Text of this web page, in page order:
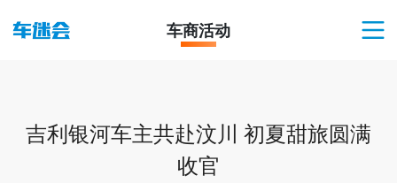
车商活动
吉利银河车主共赴汶川 初夏甜旅圆满
收官